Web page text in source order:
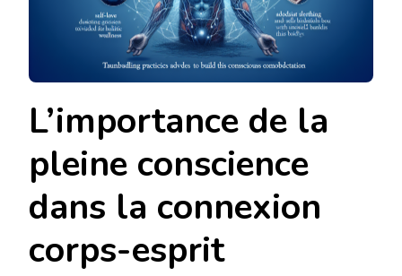
L’importance de la
pleine conscience
dans la connexion
corps-esprit